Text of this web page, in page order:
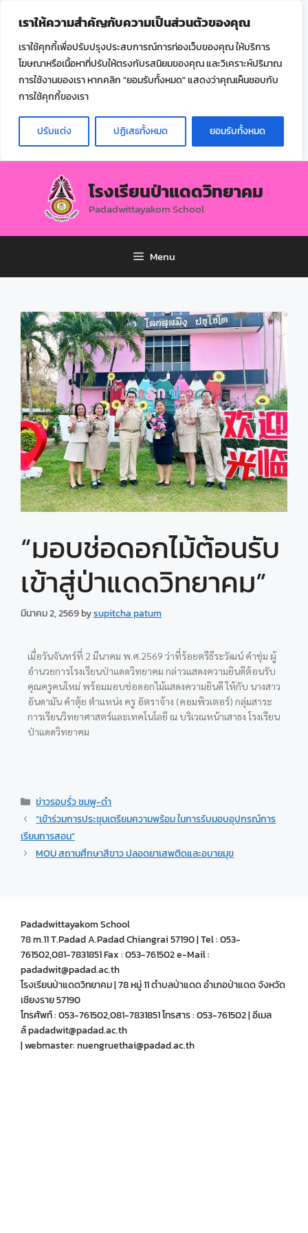
เราให้ความสำคัญกับความเป็นส่วนตัวของคุณ
เราใช้คุกกี้เพื่อปรับปรุงประสบการณ์การท่องเว็บของคุณ ให้บริการ
โฆษณาหรือเนื้อหาที่ปรับให้ตรงกับรสนิยมของคุณ และวิเคราะห์ปริมาณ
การใช้งานของเรา หากคลิก "ยอมรับทั้งหมด" แสดงว่าคุณเห็นชอบกับ
การใช้คุกกี้ของเรา
ปรับแต่ง ปฏิเสธทั้งหมด ยอมรับทั้งหมด
โรงเรียนป่าแดดวิทยาคม
Padadwittayakom School
Menu
“มอบช่อดอกไม้ต้อนรับ
เข้าสู่ป่าแดดวิทยาคม”
มีนาคม 2, 2569bysupitcha patum
เมื่อวันจันทร์ที่ 2 มีนาคม พ.ศ.2569 ว่าที่ร้อยตรีธีระวัฒน์ คำชุ่ม ผู้
อำนวยการโรงเรียนป่าแดดวิทยาคม กล่าวแสดงความยินดีต้อนรับ
คุณครูคนใหม่ พร้อมมอบช่อดอกไม้แสดงความยินดี ให้กับ นางสาว
อันดามัน คำตุ้ย ตำแหน่ง ครู อัตราจ้าง (คอมพิวเตอร์) กลุ่มสาระ
การเรียนวิทยาศาสตร์และเทคโนโลยี ณ บริเวณหน้าเสาธง โรงเรียน
ป่าแดดวิทยาคม
ข่าวรอบรั่ว ชมพู-ดำ
“เข้าร่วมการประชุมเตรียมความพร้อม ในการรับมอบอุปกรณ์การ
เรียนการสอน”
MOU สถานศึกษาสีขาว ปลอดยาเสพติดและอบายมุข
Padadwittayakom School
78 m.11 T.Padad A.Padad Chiangrai 57190 | Tel : 053-
761502,081-7831851 Fax : 053-761502 e-Mail :
padadwit@padad.ac.th
โรงเรียนป่าแดดวิทยาคม | 78 หมู่ 11 ตำบลป่าแดด อำเภอป่าแดด จังหวัด
เชียงราย 57190
โทรศัพท์ : 053-761502,081-7831851 โทรสาร : 053-761502 | อีเมล
ล์ padadwit@padad.ac.th
| webmaster: nuengruethai@padad.ac.th